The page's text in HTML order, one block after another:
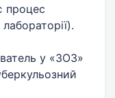
процес
у «ЗОЗ»